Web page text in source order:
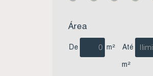
Área
De m² Até
m²